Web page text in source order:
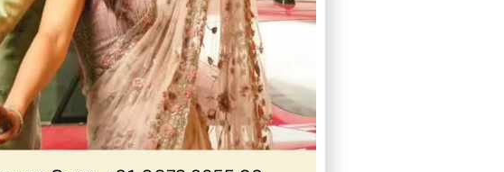
« Previous Next »